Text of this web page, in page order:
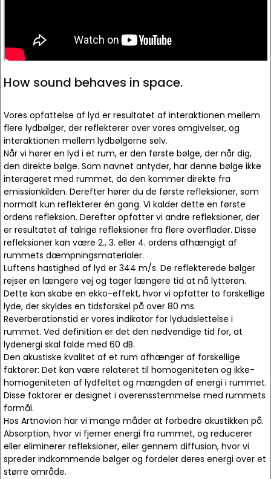
How sound behaves in space.
Vores opfattelse af lyd er resultatet af interaktionen mellem
flere lydbølger, der reflekterer over vores omgivelser, og
interaktionen mellem lydbølgerne selv.
Når vi hører en lyd i et rum, er den første bølge, der når dig,
den direkte bølge. Som navnet antyder, har denne bølge ikke
interageret med rummet, da den kommer direkte fra
emissionkilden. Derefter hører du de første refleksioner, som
normalt kun reflekterer én gang. Vi kalder dette en første
ordens refleksion. Derefter opfatter vi andre refleksioner, der
er resultatet af talrige refleksioner fra flere overflader. Disse
refleksioner kan være 2., 3. eller 4. ordens afhængigt af
rummets dæmpningsmaterialer.
Luftens hastighed af lyd er 344 m/s. De reflekterede bølger
rejser en længere vej og tager længere tid at nå lytteren.
Dette kan skabe en ekko-effekt, hvor vi opfatter to forskellige
lyde, der skyldes en tidsforskel på over 80 ms.
Reverberationstid er vores indikator for lydudslettelse i
rummet. Ved definition er det den nødvendige tid for, at
lydenergi skal falde med 60 dB.
Den akustiske kvalitet af et rum afhænger af forskellige
faktorer: Det kan være relateret til homogeniteten og ikke-
homogeniteten af lydfeltet og mængden af energi i rummet.
Disse faktorer er designet i overensstemmelse med rummets
formål.
Hos Artnovion har vi mange måder at forbedre akustikken på.
Absorption, hvor vi fjerner energi fra rummet, og reducerer
eller eliminerer refleksioner, eller gennem diffusion, hvor vi
spreder indkommende bølger og fordeler deres energi over et
større område.